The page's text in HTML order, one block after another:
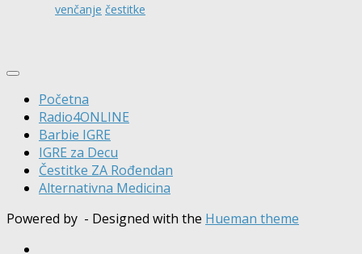
venčanje čestitke
Početna
Radio4ONLINE
Barbie IGRE
IGRE za Decu
Čestitke ZA Rođendan
Alternativna Medicina
Powered by - Designed with the Hueman theme